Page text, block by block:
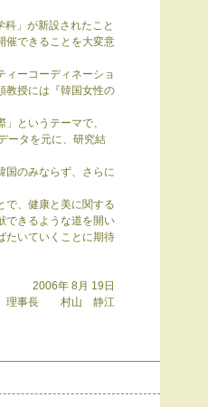
」が新設されたこと
催できることを大変意
ーコーディネーショ
教授には『韓国女性の
というテーマで、
ータを元に、研究結
国のみならず、さらに
で、健康と美に関する
できるような道を開い
たいていくことに期待
2006年 8月 19日
理事長 村山 静江